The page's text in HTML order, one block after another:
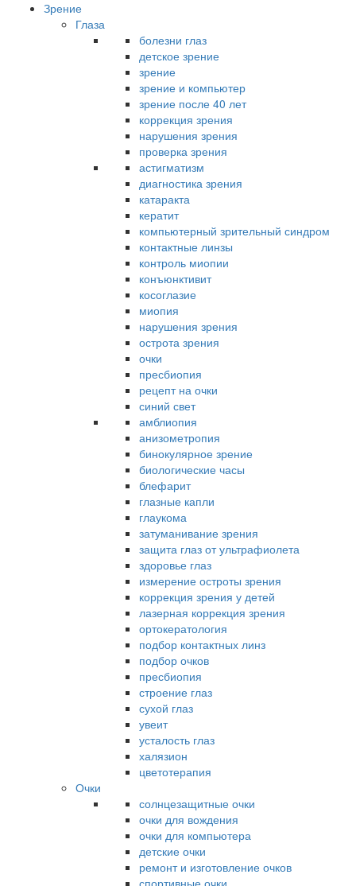
Зрение
Глаза
болезни глаз
детское зрение
зрение
зрение и компьютер
зрение после 40 лет
коррекция зрения
нарушения зрения
проверка зрения
астигматизм
диагностика зрения
катаракта
кератит
компьютерный зрительный синдром
контактные линзы
контроль миопии
конъюнктивит
косоглазие
миопия
нарушения зрения
острота зрения
очки
пресбиопия
рецепт на очки
синий свет
амблиопия
анизометропия
бинокулярное зрение
биологические часы
блефарит
глазные капли
глаукома
затуманивание зрения
защита глаз от ультрафиолета
здоровье глаз
измерение остроты зрения
коррекция зрения у детей
лазерная коррекция зрения
ортокератология
подбор контактных линз
подбор очков
пресбиопия
строение глаз
сухой глаз
увеит
усталость глаз
халязион
цветотерапия
Очки
солнцезащитные очки
очки для вождения
очки для компьютера
детские очки
ремонт и изготовление очков